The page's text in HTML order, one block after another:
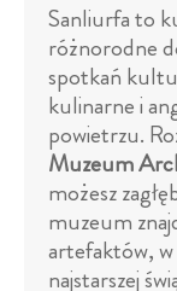
Sanliurfa to
różnorodne
spotkań
kulinarne i
powietrzu.
Muzeum
możesz
muzeum
artefaktów,
najstarszej